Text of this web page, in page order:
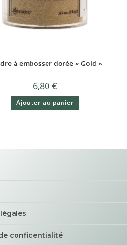
à embosser dorée « Gold »
6,80 €
Ajouter au panier
confidentialité